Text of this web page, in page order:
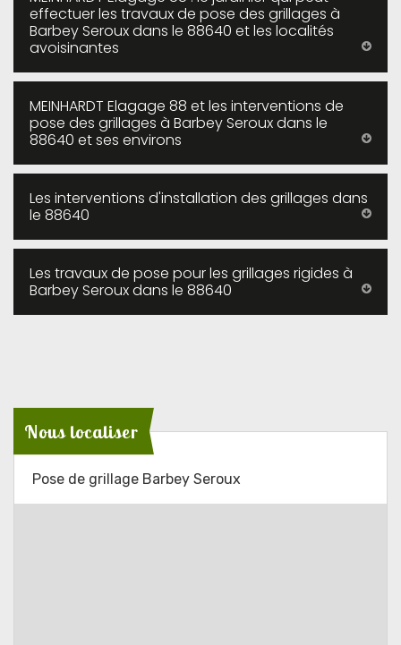
effectuer les travaux de pose des grillages à
Barbey Seroux dans le 88640 et les localités
avoisinantes
MEINHARDT Elagage 88 et les interventions de
pose des grillages à Barbey Seroux dans le
88640 et ses environs
Les interventions d'installation des grillages dans
le 88640
Les travaux de pose pour les grillages rigides à
Barbey Seroux dans le 88640
Nous localiser
Pose de grillage Barbey Seroux